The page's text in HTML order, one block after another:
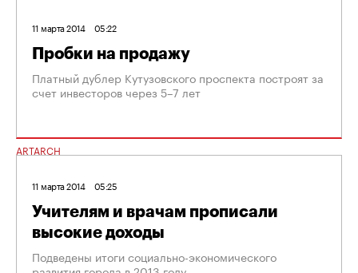
11 марта 2014 05:22
Пробки на продажу
Платный дублер Кутузовского проспекта построят за
счет инвесторов через 5–7 лет
ARTARCH
11 марта 2014 05:25
Учителям и врачам прописали
высокие доходы
Подведены итоги социально-экономического